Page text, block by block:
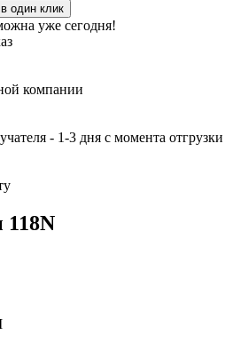
один клик
компании
- 1-3 дня с момента отгрузки
118N